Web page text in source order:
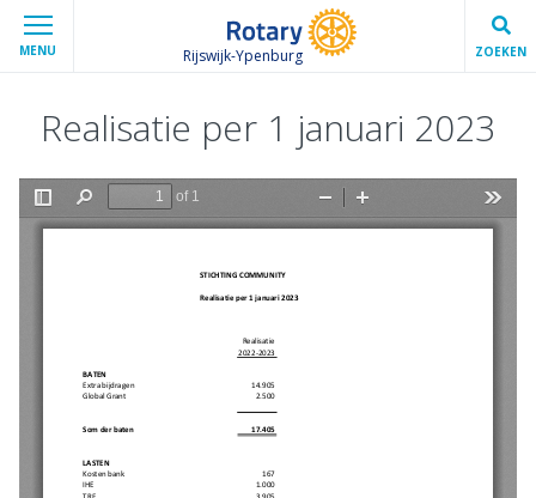
MENU Rijswijk-Ypenburg ZOEKEN
Realisatie per 1 januari 2023